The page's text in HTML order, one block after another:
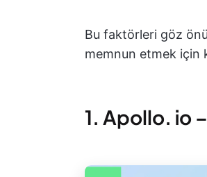
Bu faktörleri göz
memnun etmek için
1. Apollo. io –